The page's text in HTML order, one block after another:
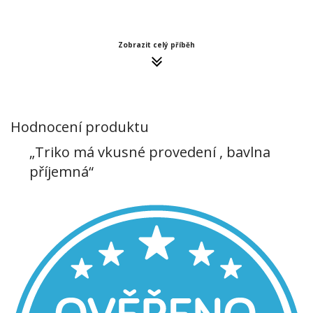
Zobrazit celý příběh
Hodnocení produktu
„Triko má vkusné provedení , bavlna
příjemná“